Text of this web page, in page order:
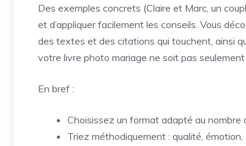
Des exemples concrets (Claire et Marc, un
et d’appliquer facilement les conseils. Vous
des textes et des citations qui touchent, ainsi
votre livre photo mariage ne soit pas
En bref :
Choisissez un format adapté au nombre
Triez méthodiquement : qualité,